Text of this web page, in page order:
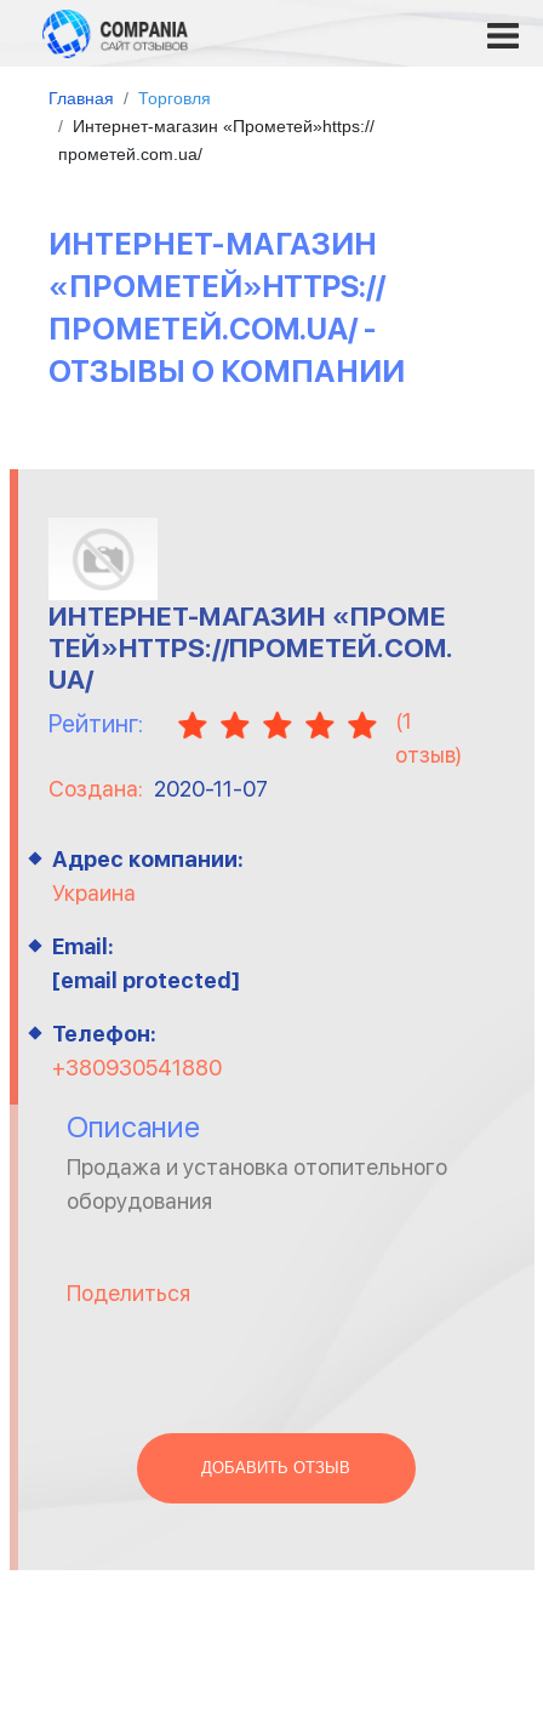
Главная
Торговля
Интернет-магазин «Прометей»https://
прометей.com.ua/
ИНТЕРНЕТ-МАГАЗИН
«ПРОМЕТЕЙ»HTTPS://
ПРОМЕТЕЙ.COM.UA/ -
ОТЗЫВЫ О КОМПАНИИ
ИНТЕРНЕТ-МАГАЗИН «ПРОМЕ
ТЕЙ»HTTPS://ПРОМЕТЕЙ.COM.
UA/
Рейтинг: (1
отзыв)
Создана: 2020-11-07
Адрес компании:
Украина
Email:
[email protected]
Телефон:
+380930541880
Описание
Продажа и установка отопительного
оборудования
Поделиться
ДОБАВИТЬ ОТЗЫВ